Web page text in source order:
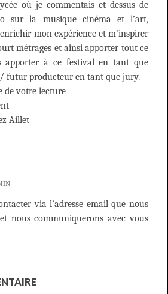
où je commentais et dessus de
sur la musique cinéma et l’art,
mon expérience et m’inspirer
métrages et ainsi apporter tout ce
apporter à ce festival en tant que
futur producteur en tant que jury.
de votre lecture
Aillet
via l’adresse email que nous
nous communiquerons avec vous